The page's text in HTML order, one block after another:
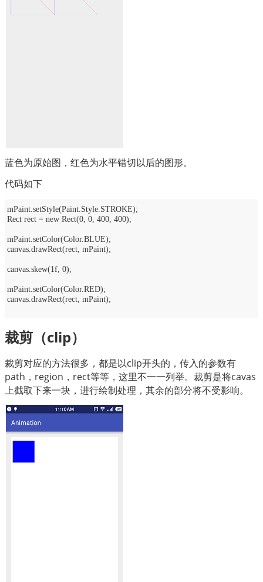
蓝色为原始图，红色为水平错切以后的图形。
代码如下
mPaint.setStyle(Paint.Style.STROKE);
Rect rect = new Rect(0, 0, 400, 400);
mPaint.setColor(Color.BLUE);
canvas.drawRect(rect, mPaint);
canvas.skew(1f, 0);
mPaint.setColor(Color.RED);
canvas.drawRect(rect, mPaint);
裁剪（clip）
裁剪对应的方法很多，都是以clip开头的，传入的参数有
path，region，rect等等，这里不一一列举。裁剪是将cavas
上截取下来一块，进行绘制处理，其余的部分将不受影响。